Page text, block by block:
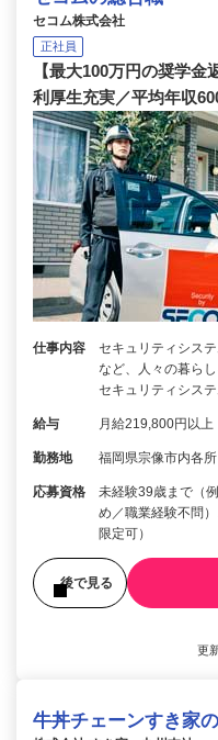
セコム株式会社
正社員
【最大100万円の奨学
利厚生充実／平均年収
仕事内容
セキュリティシス
など、人々の暮ら
セキュリティシス
給与 月給219,800円以上
勤務地 福岡県宗像市内各所
応募資格
未経験39歳まで（
め／職業経験不問
限定可）
後で見る
更
牛丼チェーンすき家